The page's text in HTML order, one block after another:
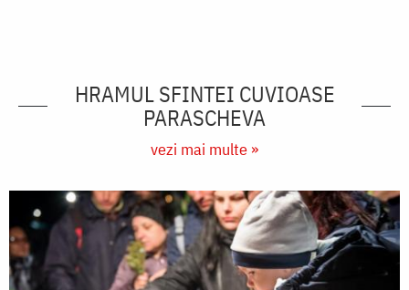
HRAMUL SFINTEI CUVIOASE
PARASCHEVA
vezi mai multe »